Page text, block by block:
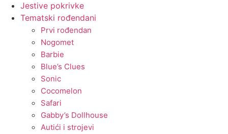
Jestive pokrivke
Tematski rođendani
Prvi rođendan
Nogomet
Barbie
Blue’s Clues
Sonic
Cocomelon
Safari
Gabby’s Dollhouse
Autići i strojevi